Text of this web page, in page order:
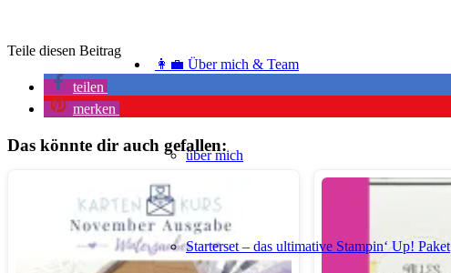
👩‍💼 Über mich & Team
über mich
Starterset – das ultimative Stampin‘ Up! Paket
Teile diesen Beitrag
teilen
merken
Das könnte dir auch gefallen: